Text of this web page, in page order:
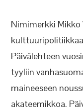
Nimimerkki
Päivälehteen
tyyliin
maineeseen
akateemikkoa.